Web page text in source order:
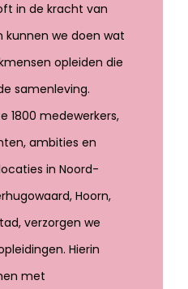
in de kracht van
kunnen we doen wat
opleiden die
samenleving.
1800 medewerkers,
ambities en
in Noord-
Hoorn,
verzorgen we
Hierin
met